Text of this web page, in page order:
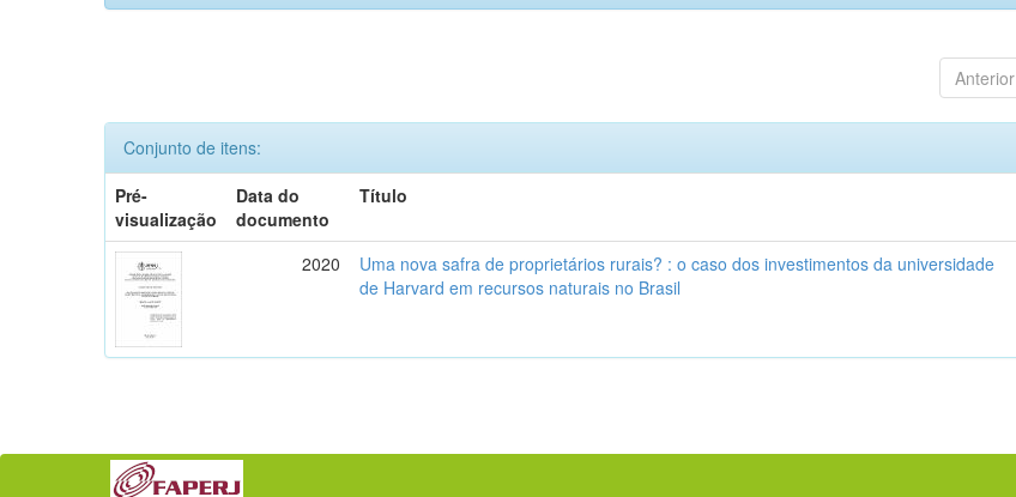
Anterior
Conjunto de itens:
Pré-
visualização
Data do
documento
Título
2020
Uma nova safra de proprietários rurais? : o caso dos investimentos da universidade
de Harvard em recursos naturais no Brasil